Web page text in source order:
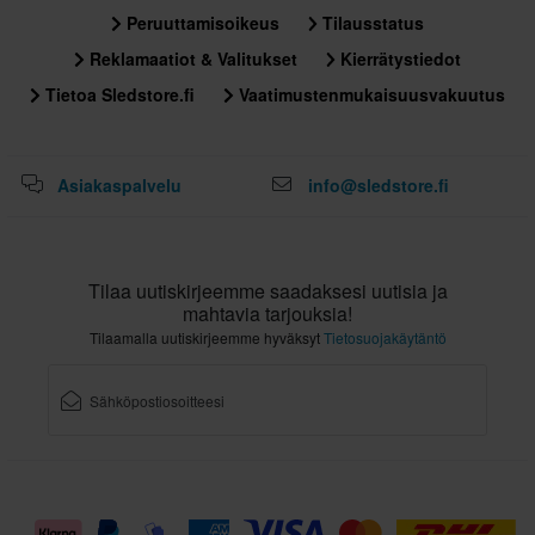
Peruuttamisoikeus
Tilausstatus
Reklamaatiot & Valitukset
Kierrätystiedot
Tietoa Sledstore.fi
Vaatimustenmukaisuusvakuutus
Asiakaspalvelu info@sledstore.fi
Tilaa uutiskirjeemme saadaksesi uutisia ja
mahtavia tarjouksia!
Tilaamalla uutiskirjeemme hyväksytTietosuojakäytäntö